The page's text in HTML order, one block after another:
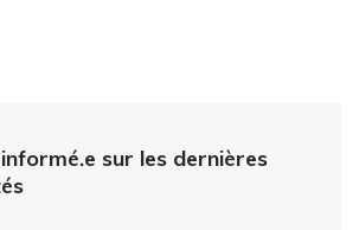
sur les dernières